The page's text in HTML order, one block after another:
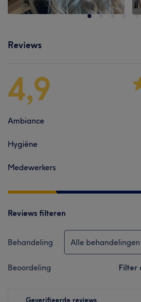
Reviews
4,9
Ambiance
Hygiëne
Medewerkers
Reviews filteren
Behandeling Alle behandelingen
Beoordeling Filter
Geverifieerde reviews